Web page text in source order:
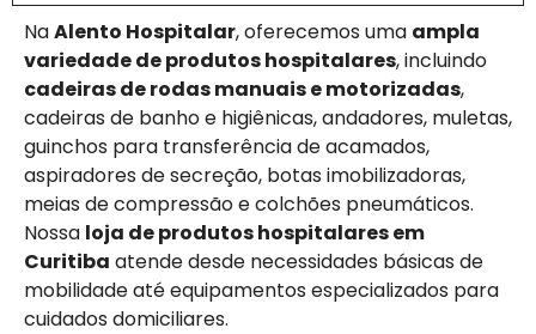
NaAlento Hospitalar, oferecemos uma ampla
variedade de produtos hospitalares, incluindo
cadeiras de rodas manuais e motorizadas,
cadeiras de banho e higiênicas, andadores, muletas,
guinchos para transferência de acamados,
aspiradores de secreção, botas imobilizadoras,
meias de compressão e colchões pneumáticos.
Nossa loja de produtos hospitalares em
Curitiba atende desde necessidades básicas de
mobilidade até equipamentos especializados para
cuidados domiciliares.